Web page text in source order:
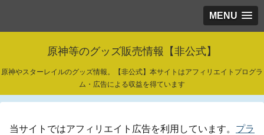
MENU
原神等のグッズ販売情報【非公式】
原神やスターレイルのグッズ情報。【非公式】本サイトはアフィリエイトプログラ
ム・広告による収益を得ています
当サイトではアフィリエイト広告を利用しています。 プラ